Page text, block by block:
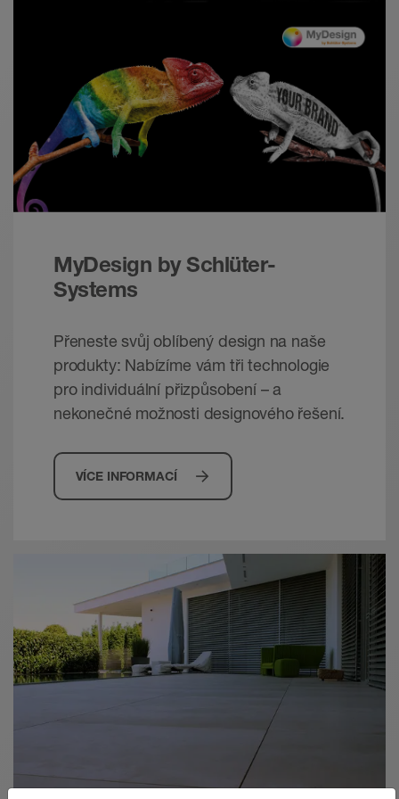
Brožura - © Schlueter-Systems
PDF – 2,61 MB
Schlüter-BARA-RKK /-RKKE | Technický list
výrobku 5.24
MyDesign by Schlüter-
Systems
Přeneste svůj oblíbený design na naše
produkty: Nabízíme vám tři technologie
pro individuální přizpůsobení – a
nekonečné možnosti designového řešení.
VÍCE INFORMACÍ